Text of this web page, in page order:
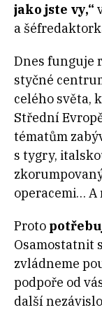
jako jste vy,“
a
Dnes funguje
styčné
celého světa,
Střední
tématům
s tygry,
operacemi… A
Proto
Osamostatnit
zvládneme
podpoře od
další